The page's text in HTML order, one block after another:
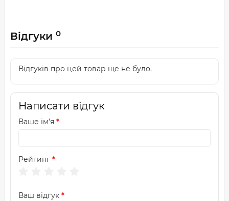
Відгуки 0
Відгуків про цей товар ще не було.
Написати відгук
Ваше ім’я
Рейтинг
Ваш відгук